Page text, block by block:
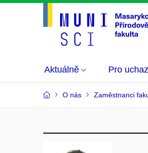
Aktuálně Pro
O nás Zaměstnanci